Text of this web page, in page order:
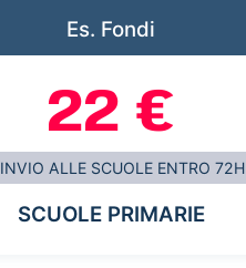
Es. Fondi
22 €
INVIO ALLE SCUOLE ENTRO 72H
SCUOLE PRIMARIE